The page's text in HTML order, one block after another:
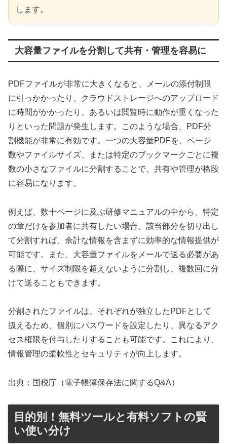
します。
大容量ファイルを分割して共有・管理を容易に
PDFファイルが非常に大きくなると、メールの添付制限
に引っかかったり、クラウドストレージへのアップロード
に時間がかかったり、あるいは閲覧時に動作が重くなった
りといった問題が発生します。このような場合、PDF分
割機能が非常に有効です。一つの大容量PDFを、ページ
数やファイルサイズ、または特定のブックマークごとに複
数の小さなファイルに分割することで、共有や管理が格段
に容易になります。
例えば、数十ページに及ぶ研修マニュアルの中から、特定
の章だけを参加者に共有したい場合、該当部分を切り出し
て分割すれば、余計な情報を含まずに効率的な情報提供が
可能です。また、大容量ファイルをメールで送る必要があ
る際に、サイズ制限を超えないように分割し、複数回に分
けて送ることもできます。
分割されたファイルは、それぞれが独立したPDFとして
扱えるため、個別にパスワードを設定したり、異なるアク
セス権限を付与したりすることも可能です。これにより、
情報管理の柔軟性とセキュリティが向上します。
出典：国税庁（電子帳簿保存法に関するQ&A）
目的別！無料ツールと有料ソフトの賢
い使い分け